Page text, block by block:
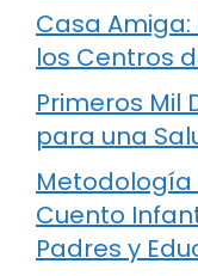
Casa Amiga:
los Centros
Primeros Mil
para una
Metodología
Cuento
Padres y